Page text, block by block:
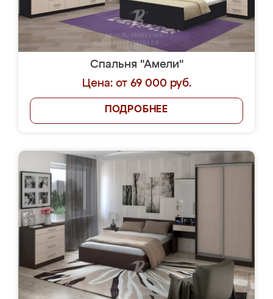
Спальня "Амели"
Цена: от 69 000 руб.
ПОДРОБНЕЕ